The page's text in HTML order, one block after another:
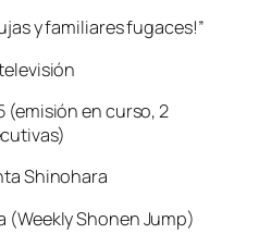
y familiares fugaces!”
(emisión en curso, 2
Shinohara
(Weekly Shonen Jump)